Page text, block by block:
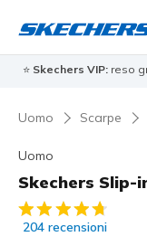
⭐ Skechers VIP: reso
Uomo Scarpe
Uomo
Skechers Slip-
Valutazione cliente
204 recensioni